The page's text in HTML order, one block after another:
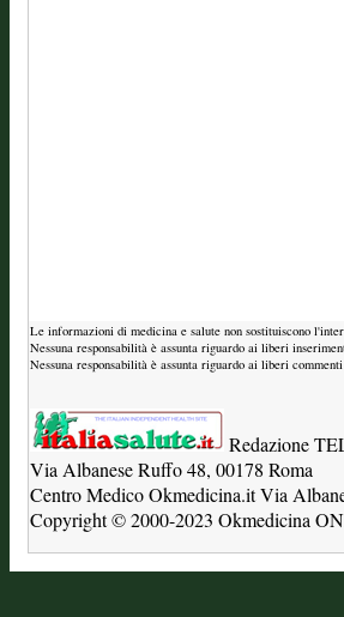
Le informazioni di medicina e salute non sostituiscono
Nessuna responsabilità è assunta riguardo ai liberi
Nessuna responsabilità è assunta riguardo ai liberi
Redazione
Via Albanese Ruffo 48, 00178 Roma
Centro Medico Okmedicina.it Via
Copyright © 2000-2023 Okmedicina